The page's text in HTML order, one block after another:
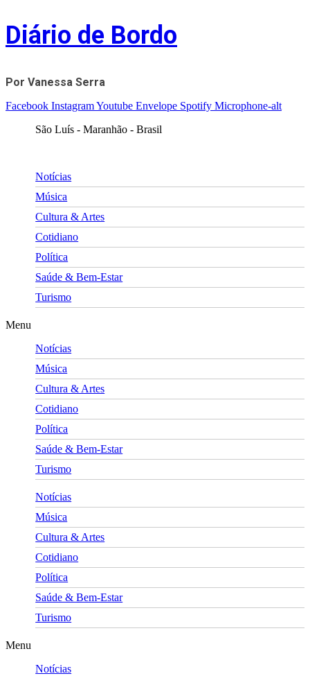
Skip
to
content
Diário de Bordo
Por Vanessa Serra
Facebook InstagramYoutube Envelope Spotify Microphone-alt
São Luís - Maranhão - Brasil
Notícias
Música
Cultura & Artes
Cotidiano
Política
Saúde & Bem-Estar
Turismo
Menu
Notícias
Música
Cultura & Artes
Cotidiano
Política
Saúde & Bem-Estar
Turismo
Notícias
Música
Cultura & Artes
Cotidiano
Política
Saúde & Bem-Estar
Turismo
Menu
Notícias